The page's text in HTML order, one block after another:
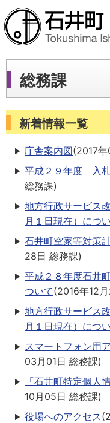
総務課
新着情報一覧
庁舎案内図(2017
平成２９年度 入
総務課)
地方行政サービス
月１日現在）につ
石井町空家等対策
28日 総務課)
平成２８年度石井
ついて(2016年12
地方行政サービス
月１日現在）につ
スマートフォン用
03月01日 総務課)
「石井町特定個人
10月05日 総務課)
役場へのアクセス(